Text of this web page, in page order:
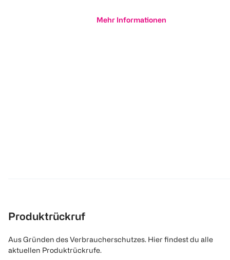
Mehr Informationen
Produktrückruf
Aus Gründen des Verbraucherschutzes. Hier findest du alle
aktuellen Produktrückrufe.